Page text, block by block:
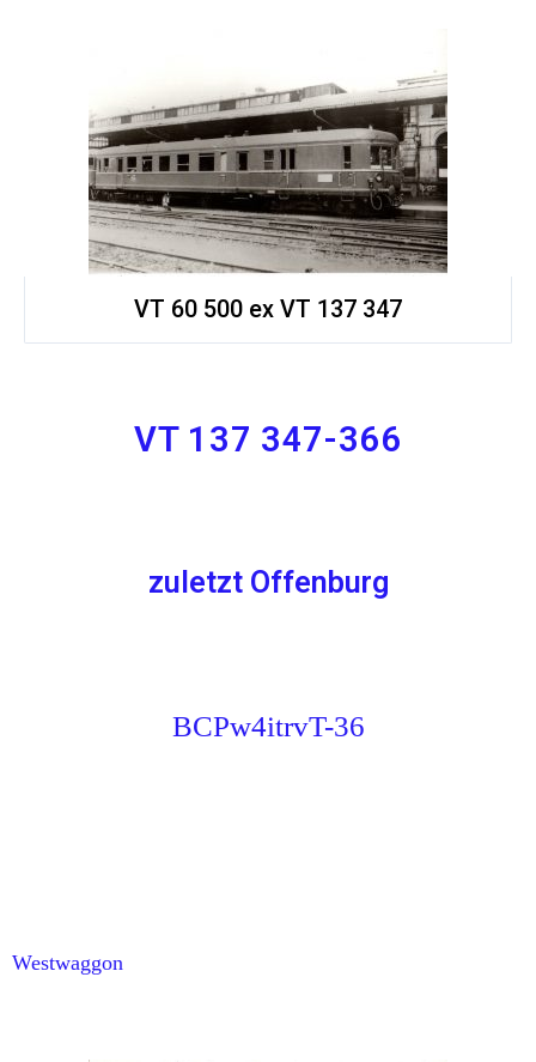
VT 60 500 ex VT 137 347
VT 137 347-366
zuletzt Offenburg
BCPw4itrvT-36
Westwaggon